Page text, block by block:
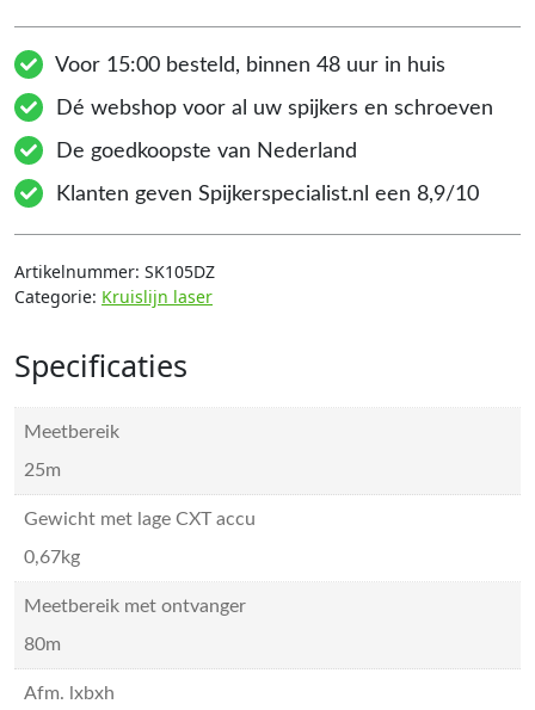
Voor 15:00 besteld, binnen 48 uur in huis
Dé webshop voor al uw spijkers en schroeven
De goedkoopste van Nederland
Klanten geven Spijkerspecialist.nl een 8,9/10
Artikelnummer: SK105DZ
Categorie: Kruislijn laser
Specificaties
Meetbereik
25m
Gewicht met lage CXT accu
0,67kg
Meetbereik met ontvanger
80m
Afm. lxbxh